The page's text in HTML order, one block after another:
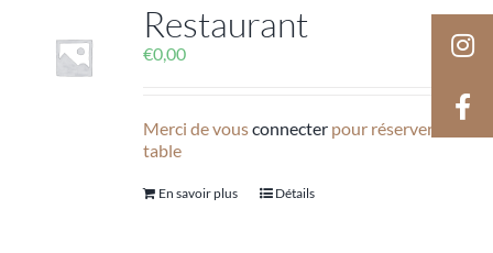
Restaurant
€0,00
Merci de vousconnecter pour réserver une
table
En savoir plus Détails